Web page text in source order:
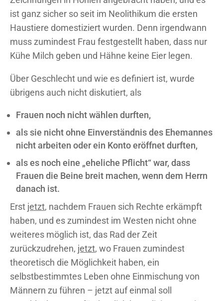
ist ganz sicher so seit im Neolithikum die ersten
Haustiere domestiziert wurden. Denn irgendwann
muss zumindest Frau festgestellt haben, dass nur
Kühe Milch geben und Hähne keine Eier legen.
Über Geschlecht und wie es definiert ist, wurde
übrigens auch nicht diskutiert, als
Frauen noch nicht wählen durften,
als sie nicht ohne Einverständnis des Ehemannes
nicht arbeiten oder ein Konto eröffnet durften,
als es noch eine „eheliche Pflicht“ war, dass
Frauen die Beine breit machen, wenn dem Herrn
danach ist.
Erst jetzt, nachdem Frauen sich Rechte erkämpft
haben, und es zumindest im Westen nicht ohne
weiteres möglich ist, das Rad der Zeit
zurückzudrehen, jetzt, wo Frauen zumindest
theoretisch die Möglichkeit haben, ein
selbstbestimmtes Leben ohne Einmischung von
Männern zu führen – jetzt auf einmal soll